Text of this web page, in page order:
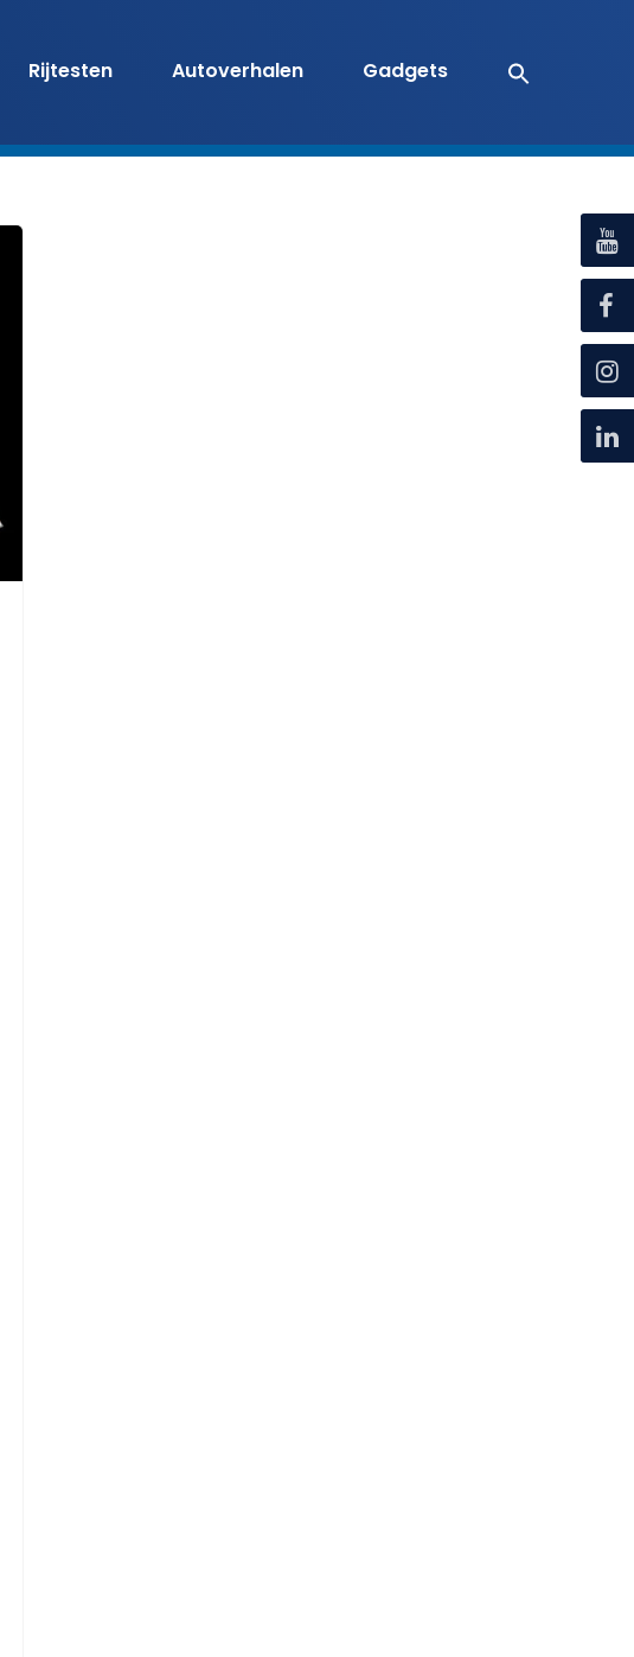
Rijtesten Autoverhalen Gadgets